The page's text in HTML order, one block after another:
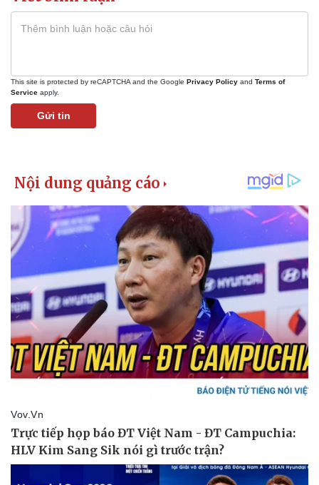
This site is protected by reCAPTCHA and the Google Privacy Policy and Terms of
Service apply.
Gửi tin